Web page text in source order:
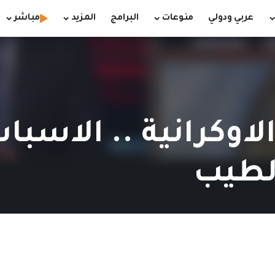
عربي ودولي منوعات البرامج المزيد مباشر
..